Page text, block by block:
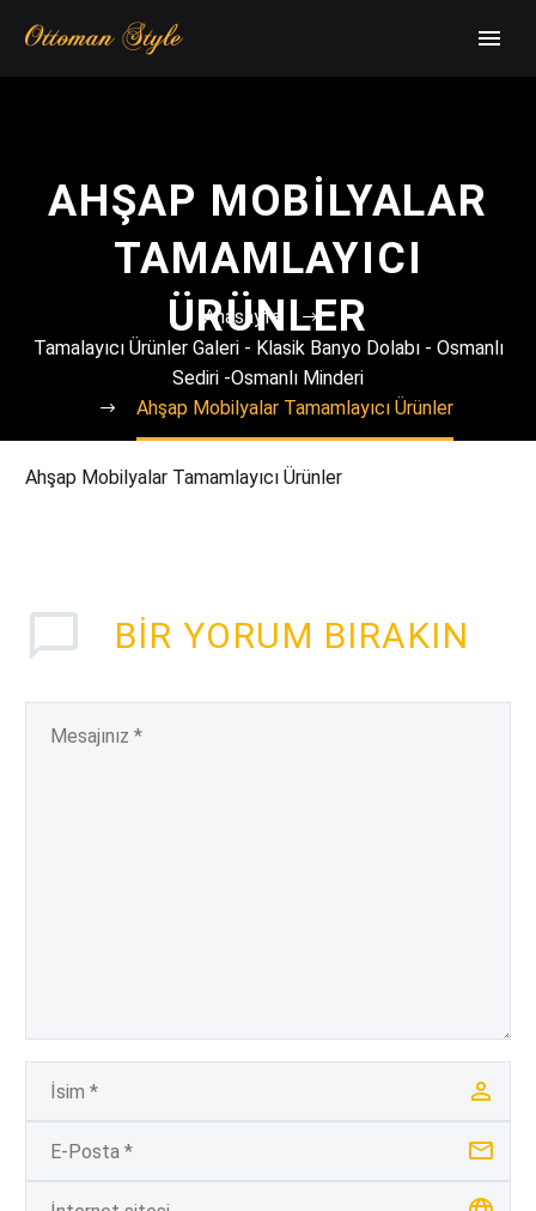
AHŞAP MOBILYALAR
TAMAMLAYICI
ÜRÜNLER
Anasayfa
Tamalayıcı Ürünler Galeri - Klasik Banyo Dolabı - Osmanlı
Sediri -Osmanlı Minderi
Ahşap Mobilyalar Tamamlayıcı Ürünler
Ahşap Mobilyalar Tamamlayıcı Ürünler
BIR YORUM BIRAKIN